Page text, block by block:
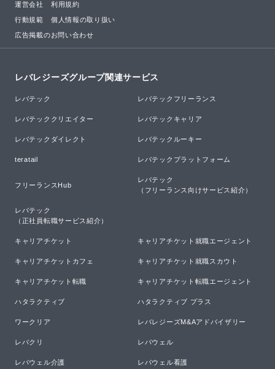
運営会社 利用規約
行動規範 個人情報の取り扱い
広告掲載のお問い合わせ
レバレジーズグループ関連サービス
レバテック レバテックフリーランス
レバテッククリエイター レバテックキャリア
レバテックダイレクト レバテックルーキー
teratail レバテックプラットフォーム
フリーランスHub
レバテック
（フリーランス向けサービス紹介）
レバテック
（正社員転職サービス紹介）
キャリアチケット キャリアチケット就職エージェント
キャリアチケットカフェ キャリアチケット就職スカウト
キャリアチケット転職 キャリアチケット転職エージェント
ハタラクティブ ハタラクティブ プラス
ワークリア レバレジーズM&Aアドバイザリー
レバクリ レバウェル
レバウェル介護 レバウェル看護